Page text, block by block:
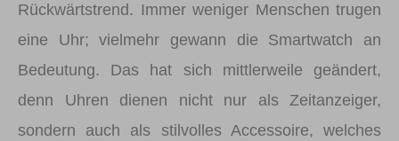
Rückwärtstrend. Immer weniger Menschen trugen
eine Uhr; vielmehr gewann die Smartwatch an
Bedeutung. Das hat sich mittlerweile geändert,
denn Uhren dienen nicht nur als Zeitanzeiger,
sondern auch als stilvolles Accessoire, welches